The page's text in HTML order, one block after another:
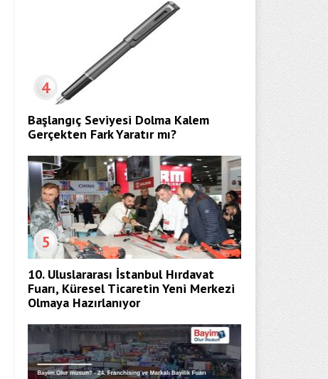
4
Başlangıç Seviyesi Dolma Kalem
Gerçekten Fark Yaratır mı?
5
10. Uluslararası İstanbul Hırdavat
Fuarı, Küresel Ticaretin Yeni Merkezi
Olmaya Hazırlanıyor